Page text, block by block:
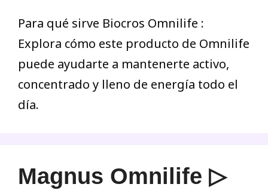
Para qué sirve Biocros Omnilife :
Explora cómo este producto de Omnilife
puede ayudarte a mantenerte activo,
concentrado y lleno de energía todo el
día.
Magnus Omnilife ▷